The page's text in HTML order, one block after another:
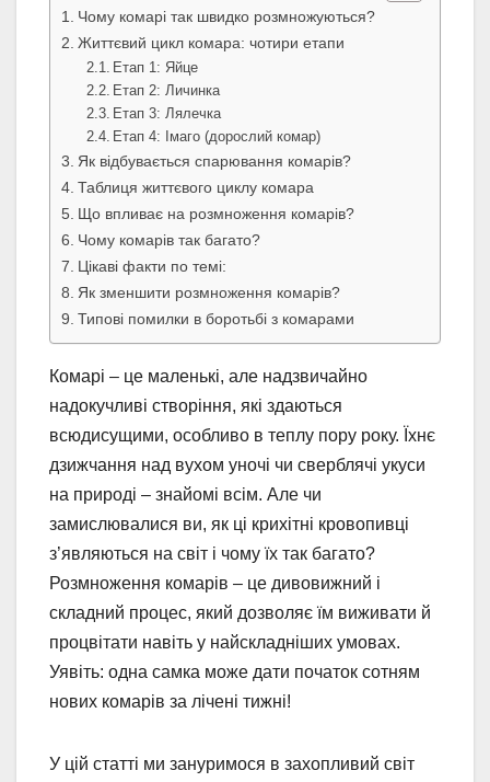
Чому комарі так швидко розмножуються?
Життєвий цикл комара: чотири етапи
Етап 1: Яйце
Етап 2: Личинка
Етап 3: Лялечка
Етап 4: Імаго (дорослий комар)
Як відбувається спарювання комарів?
Таблиця життєвого циклу комара
Що впливає на розмноження комарів?
Чому комарів так багато?
Цікаві факти по темі:
Як зменшити розмноження комарів?
Типові помилки в боротьбі з комарами
Комарі – це маленькі, але надзвичайно
надокучливі створіння, які здаються
всюдисущими, особливо в теплу пору року. Їхнє
дзижчання над вухом уночі чи сверблячі укуси
на природі – знайомі всім. Але чи
замислювалися ви, як ці крихітні кровопивці
з’являються на світ і чому їх так багато?
Розмноження комарів – це дивовижний і
складний процес, який дозволяє їм виживати й
процвітати навіть у найскладніших умовах.
Уявіть: одна самка може дати початок сотням
нових комарів за лічені тижні!
У цій статті ми зануримося в захопливий світ